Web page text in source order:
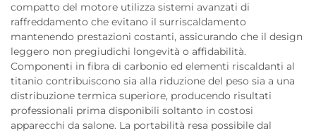
compatto del motore utilizza sistemi avanzati di
raffreddamento che evitano il surriscaldamento
mantenendo prestazioni costanti, assicurando che il design
leggero non pregiudichi longevità o affidabilità.
Componenti in fibra di carbonio ed elementi riscaldanti al
titanio contribuiscono sia alla riduzione del peso sia a una
distribuzione termica superiore, producendo risultati
professionali prima disponibili soltanto in costosi
apparecchi da salone. La portabilità resa possibile dal